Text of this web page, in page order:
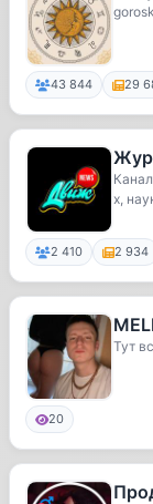
43 844 29
х,
2 410 2 934
Тут
20